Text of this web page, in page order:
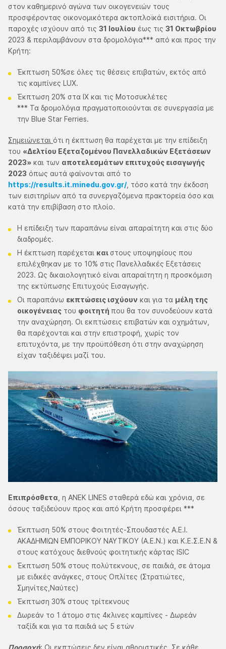
στον καθημερινό αγώνα των οικογενειών τους
προσφέροντας οικονομικότερα ακτοπλοϊκά εισιτήρια. Οι
παροχές ισχύουν από τις 31 Ιουλίου έως τις 31 Οκτωβρίου
2023 & περιλαμβάνουν στα δρομολόγια*** από και προς την
Κρήτη:
Έκπτωση 50%σε όλες τις θέσεις επιβατών, εκτός από
τις καμπίνες LUX.
Έκπτωση 20% στα ΙΧ και τις Μοτοσυκλέτες
*** Τα δρομολόγια πραγματοποιούνται σε συνεργασία με
την Blue Star Ferries.
Σημειώνεται ότι η έκπτωση θα παρέχεται με την επίδειξη
του «Δελτίου Εξεταζομένου Πανελλαδικών Εξετάσεων
2023» και των αποτελεσμάτων επιτυχούς εισαγωγής
2023 όπως αυτά φαίνονται από το
https://results.it.minedu.gov.gr/, τόσο κατά την έκδοση
των εισιτηρίων από τα συνεργαζόμενα πρακτορεία όσο και
κατά την επιβίβαση στο πλοίο.
Η επίδειξη των παραπάνω είναι απαραίτητη και στις δύο
διαδρομές.
Η έκπτωση παρέχεται και στους υποψηφίους που
επιλέχθηκαν με το 10% στις Πανελλαδικές Εξετάσεις
2023. Ως δικαιολογητικό είναι απαραίτητη η προσκόμιση
της εκτύπωσης Επιτυχούς Εισαγωγής.
Οι παραπάνω εκπτώσεις ισχύουν και για τα μέλη της
οικογένειας του φοιτητή που θα τον συνοδεύουν κατά
την αναχώρηση. Οι εκπτώσεις επιβατών και οχημάτων,
θα παρέχονται και στην επιστροφή, χωρίς τον
επιτυχόντα, με την προϋπόθεση ότι στην αναχώρηση
είχαν ταξιδέψει μαζί του.
Επιπρόσθετα , η ΑΝΕΚ LINES σταθερά εδώ και χρόνια, σε
όσους ταξιδεύουν προς και από Κρήτη προσφέρει ***
Έκπτωση 50% στους Φοιτητές-Σπουδαστές Α.Ε.Ι.
ΑΚΑΔΗΜΙΩΝ ΕΜΠΟΡΙΚΟΥ ΝΑΥΤΙΚΟΥ (Α.Ε.Ν.) και Κ.Ε.Σ.Ε.Ν &
στους κατόχους διεθνούς φοιτητικής κάρτας ISIC
Έκπτωση 50% στους πολύτεκνους, σε παιδιά, σε άτομα
με ειδικές ανάγκες, στους Οπλίτες (Στρατιώτες,
Σμηνίτες,Ναύτες)
Έκπτωση 30% στους τρίτεκνους
Δωρεάν το 1 άτομο στις 4κλινες καμπίνες - Δωρεάν
ταξίδι και για τα παιδιά ως 5 ετών
Προσοχή: Οι εκπτώσεις δεν είναι αθροιστικές. Σε κάθε